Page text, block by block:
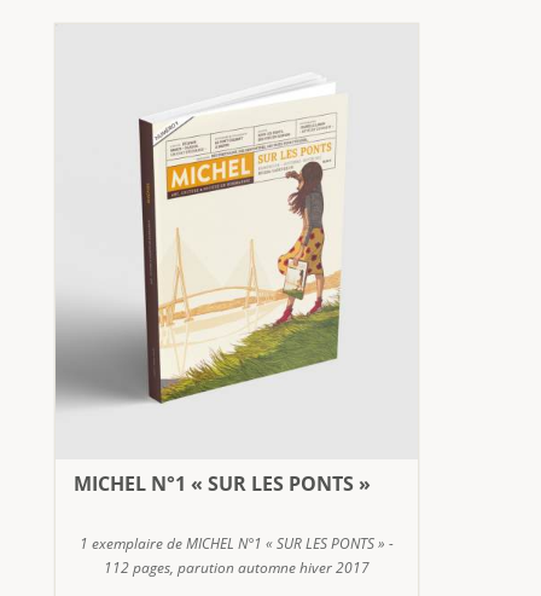
MICHEL N°1 « SUR LES PONTS »
1 exemplaire de MICHEL N°1 « SUR LES PONTS » -
112 pages, parution automne hiver 2017